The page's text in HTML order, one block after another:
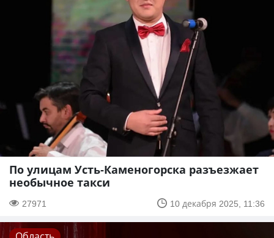
По улицам Усть-Каменогорска разъезжает
необычное такси
27971 10 декабря 2025, 11:36